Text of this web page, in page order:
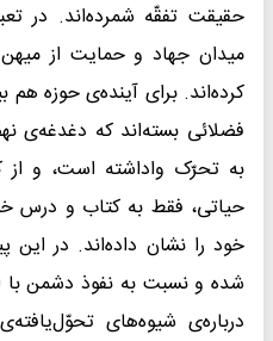
حقیقت تفقّه شمرده‌اند. در
میدان جهاد و حمایت از
کرده‌اند. برای آینده‌ی حوزه
فضلائی بسته‌اند که دغدغه‌ی
به تحرّک واداشته است، و از
حیاتی، فقط به کتاب و درس
خود را نشان داده‌اند. در این
شده و نسبت به نفوذ دشمن با
درباره‌ی شیوه‌های